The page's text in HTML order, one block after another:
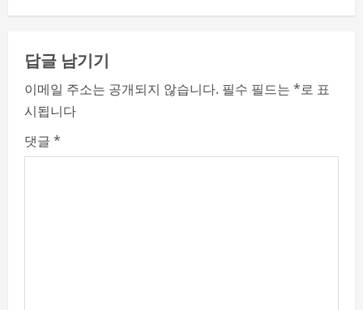
i
u
e
R
답글 남기기
이메일 주소는 공개되지 않습니다. 필수 필드는 *로 표
시됩니다
댓글 *